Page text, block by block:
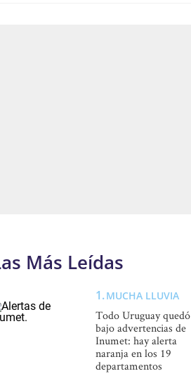
Más Leídas
MUCHA LLUVIA
Todo Uruguay quedó
bajo advertencias de
Inumet: hay alerta
naranja en los 19
departamentos